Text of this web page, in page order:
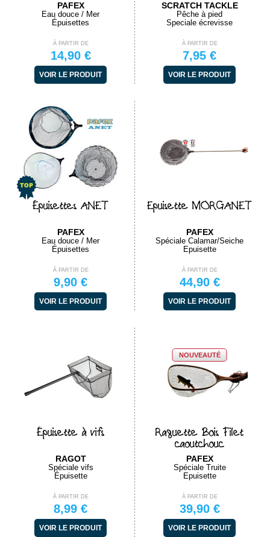
PAFEX
Eau douce / Mer
Épuisettes
À PARTIR DE
14,90 €
VOIR LE PRODUIT
SCRATCH TACKLE
Pêche à pied
Speciale écrevisse
À PARTIR DE
7,95 €
VOIR LE PRODUIT
Épuisettes ANET
PAFEX
Eau douce / Mer
Épuisettes
À PARTIR DE
9,90 €
VOIR LE PRODUIT
Epuisette MORGANET
PAFEX
Spéciale Calamar/Seiche
Epuisette
À PARTIR DE
44,90 €
VOIR LE PRODUIT
Épuisette à vifs
RAGOT
Spéciale vifs
Épuisette
À PARTIR DE
8,99 €
VOIR LE PRODUIT
NOUVEAUTÉ
Raquette Bois Filet
caoutchouc
PAFEX
Spéciale Truite
Epuisette
À PARTIR DE
39,90 €
VOIR LE PRODUIT